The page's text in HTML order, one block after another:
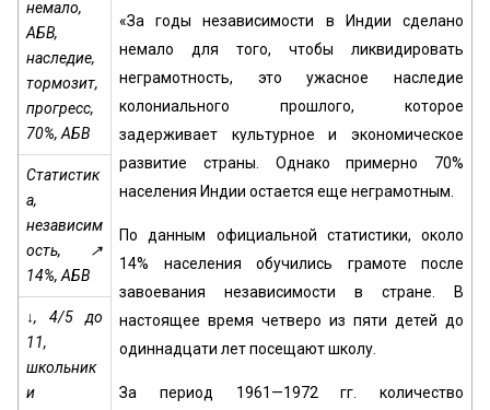
немало,
АБВ,
наследие,
тормозит,
прогресс,
70%, АБВ
«За годы независимости в Индии сделано
немало для того, чтобы ликвидировать
неграмотность, это ужасное наследие
колониального прошлого, которое
задерживает культурное и экономическое
развитие страны. Однако примерно 70%
населения Индии остается еще неграмотным.
По данным официальной статистики, около
14% населения обучились грамоте после
завоевания независимости в стране. В
настоящее время четверо из пяти детей до
одиннадцати лет посещают школу.
За период 1961—1972 гг. количество
Статистик
а,
независим
ость, ↗
14%, АБВ
↓, 4/5 до
11,
школьник
и